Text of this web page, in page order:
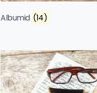
Albumid (14)